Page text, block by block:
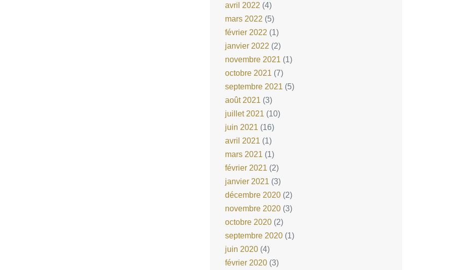
avril 2022 (4)
mars 2022 (5)
février 2022 (1)
janvier 2022 (2)
novembre 2021(1)
octobre 2021(7)
septembre 2021(5)
août 2021(3)
juillet 2021(10)
juin 2021(16)
avril 2021(1)
mars 2021(1)
février 2021(2)
janvier 2021(3)
décembre 2020(2)
novembre 2020(3)
octobre 2020(2)
septembre 2020(1)
juin 2020(4)
février 2020(3)